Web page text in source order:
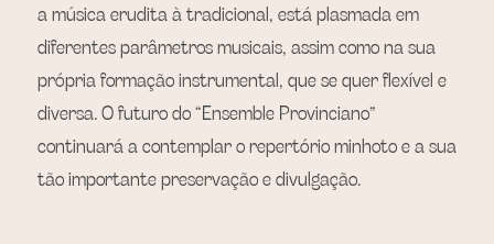
a música erudita à tradicional, está plasmada em
diferentes parâmetros musicais, assim como na sua
própria formação instrumental, que se quer flexível e
diversa. O futuro do “Ensemble Provinciano”
continuará a contemplar o repertório minhoto e a sua
tão importante preservação e divulgação.